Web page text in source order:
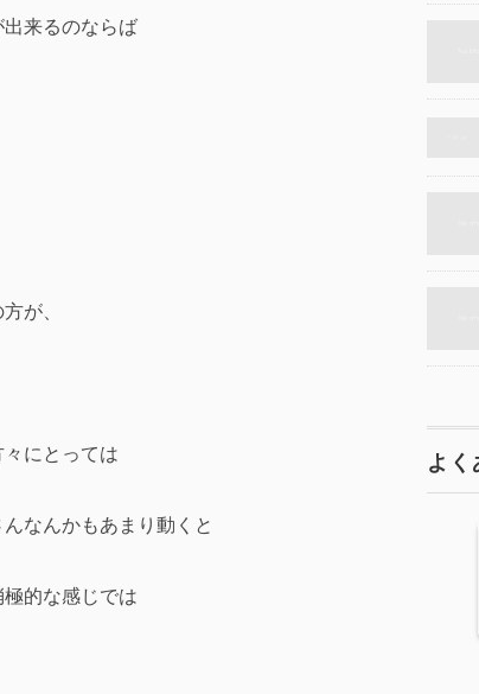
来るのならば
が、
にとっては
なんかもあまり動くと
的な感じでは
よく